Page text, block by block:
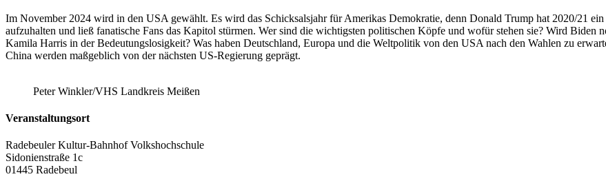
Im November 2024 wird in den USA gewählt. Es wird das Schicksalsjahr für Amerikas Demokratie, denn Donald Trump hat 2020/21
aufzuhalten und ließ fanatische Fans das Kapitol stürmen. Wer sind die wichtigsten politischen Köpfe und wofür stehen sie? Wird Biden
Kamila Harris in der Bedeutungslosigkeit? Was haben Deutschland, Europa und die Weltpolitik von den USA nach den Wahlen zu
China werden maßgeblich von der nächsten US-Regierung geprägt.
Peter Winkler/VHS Landkreis Meißen
Veranstaltungsort
Radebeuler Kultur-Bahnhof Volkshochschule
Sidonienstraße 1c
01445 Radebeul